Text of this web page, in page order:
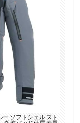
ソフトシェル スト